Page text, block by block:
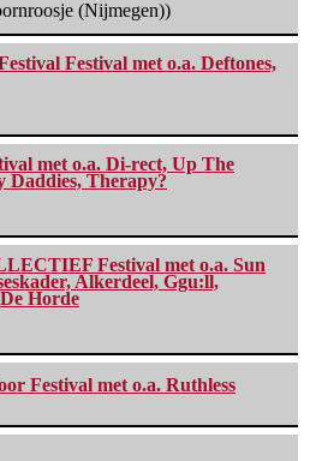
(Nijmegen))
Festival met o.a. Deftones,
met o.a. Di-rect, Up The
Daddies, Therapy?
Festival met o.a. Sun
Alkerdeel, Ggu:ll,
Horde
Festival met o.a. Ruthless